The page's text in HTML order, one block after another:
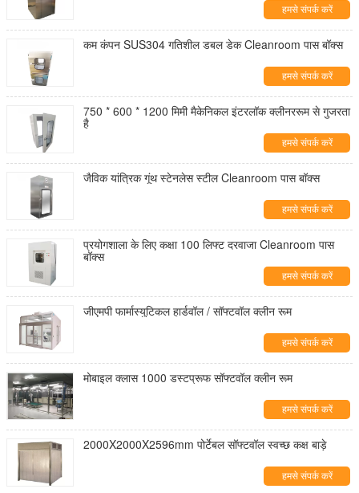
हमसे संपर्क करें
कम कंपन SUS304 गतिशील डबल डेक Cleanroom पास बॉक्स
हमसे संपर्क करें
750 * 600 * 1200 मिमी मैकेनिकल इंटरलॉक क्लीनररूम से गुजरता
है
हमसे संपर्क करें
जैविक यांत्रिक गूंथ स्टेनलेस स्टील Cleanroom पास बॉक्स
हमसे संपर्क करें
प्रयोगशाला के लिए कक्षा 100 लिफ्ट दरवाजा Cleanroom पास
बॉक्स
हमसे संपर्क करें
जीएमपी फार्मास्युटिकल हार्डवॉल / सॉफ्टवॉल क्लीन रूम
हमसे संपर्क करें
मोबाइल क्लास 1000 डस्टप्रूफ सॉफ्टवॉल क्लीन रूम
हमसे संपर्क करें
2000X2000X2596mm पोर्टेबल सॉफ्टवॉल स्वच्छ कक्ष बाड़े
हमसे संपर्क करें